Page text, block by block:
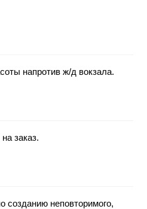
напротив ж/д вокзала.
заказ.
созданию неповторимого,